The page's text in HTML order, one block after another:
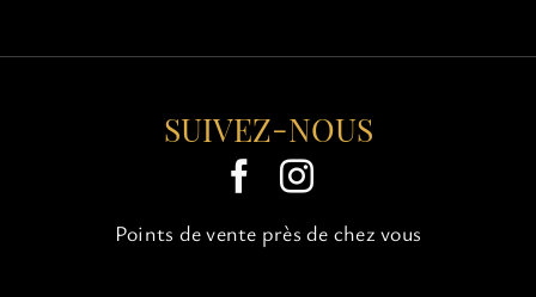
variations.
options
peuvent
être
choisies
la
SUIVEZ-NOUS
Points de vente près de chez vous